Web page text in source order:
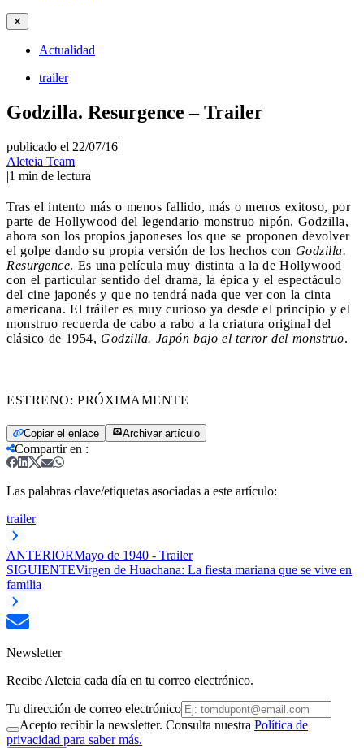
✕
Actualidad
trailer
Godzilla. Resurgence – Trailer
publicado el 22/07/16|
Aleteia Team
|1 min de lectura
Tras el intento más o menos fallido, más o menos exitoso, por
parte de Hollywood del legendario monstruo nipón, Godzilla,
ahora son los propios japoneses los que se proponen devolver
el golpe dando su propia versión de los hechos con Godzilla.
Resurgence. Es una película muy distinta a la de Hollywood
con el particular sentido del drama, la épica y el espectáculo
del cine japonés y que no tendrá nada que ver con la cinta
americana. El tráiler es muy curioso ya desde el principio y el
monstruo recuerda de cabo a rabo a la criatura original del
clásico de 1954, Godzilla. Japón bajo el terror del monstruo.
ESTRENO: PRÓXIMAMENTE
Copiar el enlace Archivar artículo
Compartir en :
Las palabras clave/etiquetas asociadas a este artículo:
trailer
ANTERIORMayo de 1940 - Trailer
SIGUIENTEVirgen de Huachana: La fiesta mariana que se vive en
familia
Newsletter
Recibe Aleteia cada día en tu correo electrónico.
Tu dirección de correo electrónico
Acepto recibir la newsletter. Consulta nuestra Política de
privacidad para saber más.